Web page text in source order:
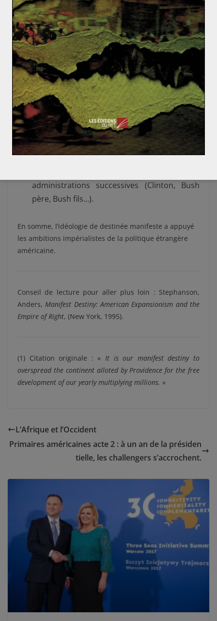
prononcé au Congrès le 6 décembre 1904
baptisé le « corollaire de la doctrine Monroe»
a déclaré que les États-Unis se devaient
d’exercer « un pouvoir de police international
». Il y a bien ici une idée de devoir, de mission.
La doctrine Truman énoncée en 1947 par le
Président Harry Truman s’inspire de l’idée de
destinée manifeste en mettant en avant un
devoir de protection des peuples européens.
Généralement, le mythe de « destinée
manifeste » a constitué la base des
arguments en faveur d’un exceptionnalisme
administrations successives (Clinton, Bush
père, Bush fils…).
En somme, l’idéologie de destinée manifeste a appuyé
les ambitions impérialistes de la politique étrangère
américaine.
Conseil de lecture pour aller plus loin : Stephanson,
Anders,Manifest Destiny: American Expansionism and the
Empire of Right, (New York, 1995).
(1) Citation originale : « It is our manifest destiny to
overspread the continent alloted by Providence for the free
development of our yearly multiplying millions. »
L’Afrique et l’Occident
Primaires américaines acte 2 : à un an de la présiden
tielle, les challengers s’accrochent.